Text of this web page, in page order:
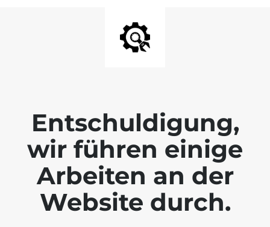
Entschuldigung,
wir führen einige
Arbeiten an der
Website durch.